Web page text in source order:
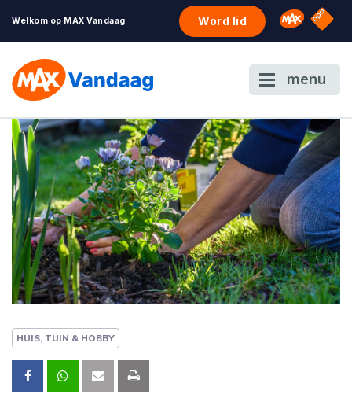
Welkom op MAX Vandaag Word lid Omroep
NPO
menu
HUIS, TUIN & HOBBY